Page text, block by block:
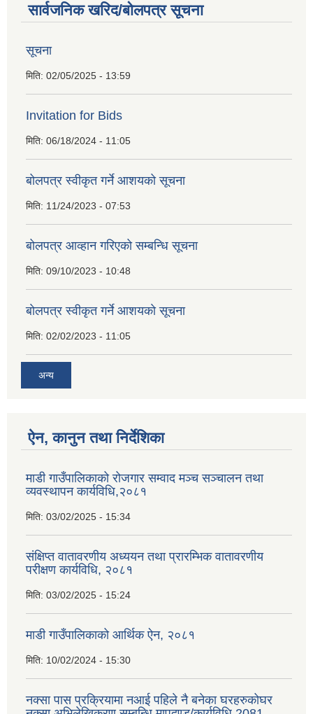
सार्वजनिक खरिद/बोलपत्र सूचना
सूचना
मिति: 02/05/2025 - 13:59
Invitation for Bids
मिति: 06/18/2024 - 11:05
बोलपत्र स्वीकृत गर्ने आशयको सूचना
मिति: 11/24/2023 - 07:53
बोलपत्र आव्हान गरिएको सम्बन्धि सूचना
मिति: 09/10/2023 - 10:48
बाेलपत्र स्वीकृत गर्ने आशयकाे सूचना
मिति: 02/02/2023 - 11:05
अन्य
ऐन, कानुन तथा निर्देशिका
माडी गाउँपालिकाको रोजगार सम्वाद मञ्च सञ्चालन तथा
व्यवस्थापन कार्यविधि,२०८१
मिति: 03/02/2025 - 15:34
संक्षिप्त वातावरणीय अध्ययन तथा प्रारम्भिक वातावरणीय
परीक्षण कार्यविधि, २०८१
मिति: 03/02/2025 - 15:24
माडी गाउँपालिकाको आर्थिक ऐन, २०८१
मिति: 10/02/2024 - 15:30
नक्सा पास प्रक्रियामा नआई पहिले नै बनेका घरहरुकोघर